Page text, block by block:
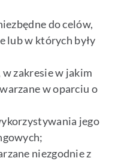
do celów,
lub w których były
zakresie w jakim
w oparciu o
jego
niezgodnie z